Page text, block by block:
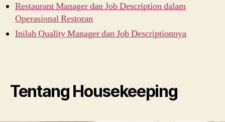
Restaurant Manager dan Job Description dalam
Operasional Restoran
Inilah Quality Manager dan Job Descriptionnya
Tentang Housekeeping